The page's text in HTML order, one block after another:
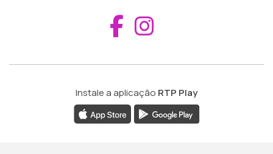
Aceder ao
Instale a aplicação RTP Play